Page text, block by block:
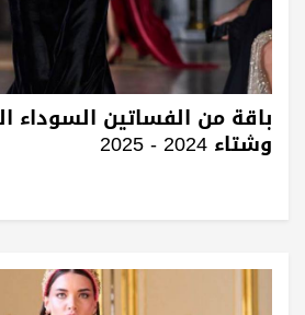
باقة من الفساتين السوداء
وشتاء 2024 - 2025